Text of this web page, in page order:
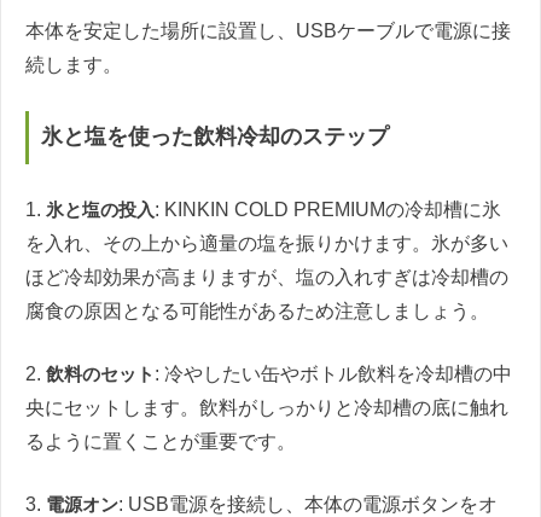
本体を安定した場所に設置し、USBケーブルで電源に接
続します。
氷と塩を使った飲料冷却のステップ
1. 氷と塩の投入: KINKIN COLD PREMIUMの冷却槽に氷
を入れ、その上から適量の塩を振りかけます。氷が多い
ほど冷却効果が高まりますが、塩の入れすぎは冷却槽の
腐食の原因となる可能性があるため注意しましょう。
2. 飲料のセット : 冷やしたい缶やボトル飲料を冷却槽の中
央にセットします。飲料がしっかりと冷却槽の底に触れ
るように置くことが重要です。
3. 電源オン: USB電源を接続し、本体の電源ボタンをオ